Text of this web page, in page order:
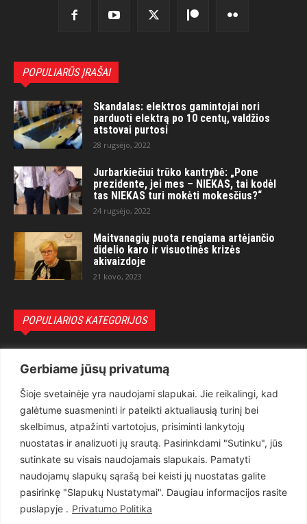
Gerbiame jūsų privatumą
Šioje svetainėje yra naudojami slapukai. Jie reikalingi, kad
galėtume suasmeninti ir pateikti aktualiausią turinį bei
skelbimus, atpažinti vartotojus, prisiminti lankytojų
nuostatas ir analizuoti jų srautą. Pasirinkdami "Sutinku", jūs
sutinkate su visais naudojamais slapukais. Pamatyti
naudojamų slapukų sąrašą bei keisti jų nuostatas galite
pasirinkę "Slapukų Nustatymai". Daugiau informacijos rasite
puslapyje . Privatumo Politika
POPULIARŪS ĮRAŠAI
Skandalas: elektros gamintojai nori
parduoti elektrą po 10 centų, valdžios
atstovai purtosi
28 rugsėjo, 2022
Jurbarkiečiui trūko kantrybė: „Pone
prezidente, jei mes – NIEKAS, tai kodėl
tas NIEKAS turi mokėti mokesčius?“
24 rugsėjo, 2022
Maitvanagių puota rengiama artėjančio
didelio karo ir visuotinės krizės
akivaizdoje
21 kovo, 2023
POPULIARIOS KATEGORIJOS
Teisėsauga
1497
Aktualu
Lietuva
619
Pasaulis
Статьи на русском
Articles in english